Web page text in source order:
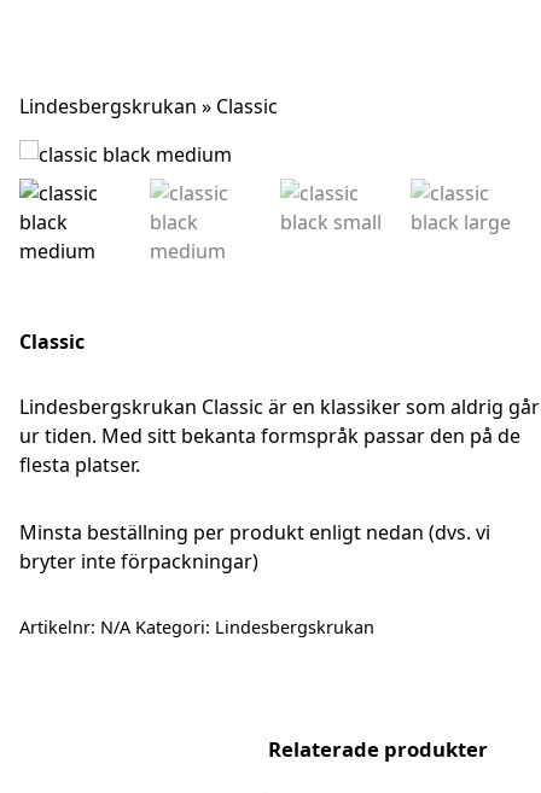
Skip
to
content
Lindesbergskrukan » Classic
Classic
Lindesbergskrukan Classic är en klassiker som aldrig går
ur tiden. Med sitt bekanta formspråk passar den på de
flesta platser.
Minsta beställning per produkt enligt nedan (dvs. vi
bryter inte förpackningar)
Artikelnr: N/A Kategori: Lindesbergskrukan
Relaterade produkter